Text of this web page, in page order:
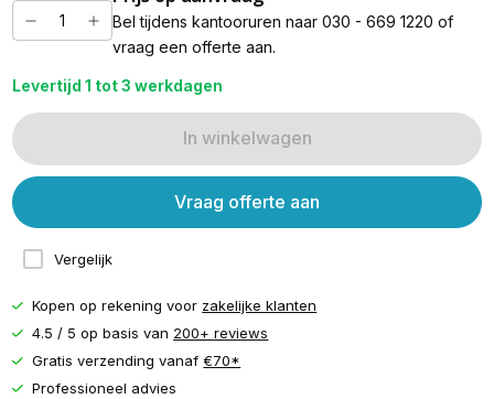
Bel tijdens kantooruren naar 030 - 669 1220 of
vraag een offerte aan.
Levertijd 1 tot 3 werkdagen
In winkelwagen
Vergelijk
Vraag offerte aan
Kopen op rekening voor zakelijke klanten
4.5 / 5 op basis van 200+ reviews
Gratis verzending vanaf€70*
Professioneel advies